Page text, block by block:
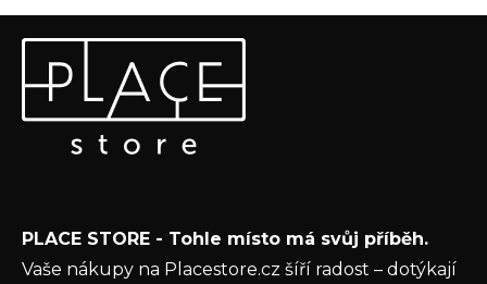
Odebírat newsletter
Vložte svůj e-mail a my vám budeme zasílat informace o
nových produktech na našem e-shopu.
ochrany osobních údajů
PLACE STORE - Tohle místo má svůj příběh.
Vaše nákupy na Placestore.cz šíří radost – dotýkají